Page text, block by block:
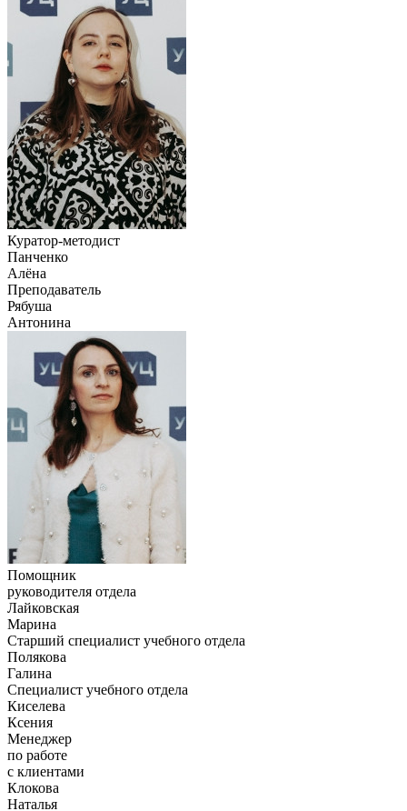
Куратор-методист
Панченко
Алёна
Преподаватель
Рябуша
Антонина
Помощник
руководителя отдела
Лайковская
Марина
Старший специалист учебного отдела
Полякова
Галина
Специалист учебного отдела
Киселева
Ксения
Менеджер
по работе
с клиентами
Клокова
Наталья